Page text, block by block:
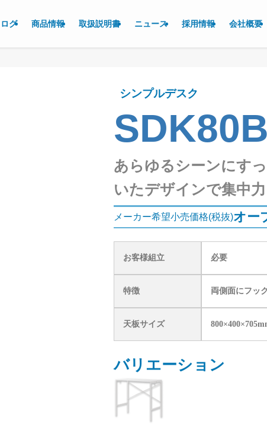
グ 商品情報 取扱説明書 ニュース 採用情報 会社概要
シンプルデスク
あらゆるシーンにす
いたデザインで集中
メーカー希望小売価格(税抜)オー
お客様組立 必要
特徴 両側面にフッ
天板サイズ
バリエーション